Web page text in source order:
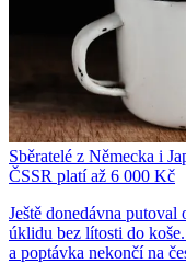
Sběratelé z Německa i
ČSSR platí až 6 000 Kč
Ještě donedávna
úklidu bez lítosti do
a poptávka nekončí na